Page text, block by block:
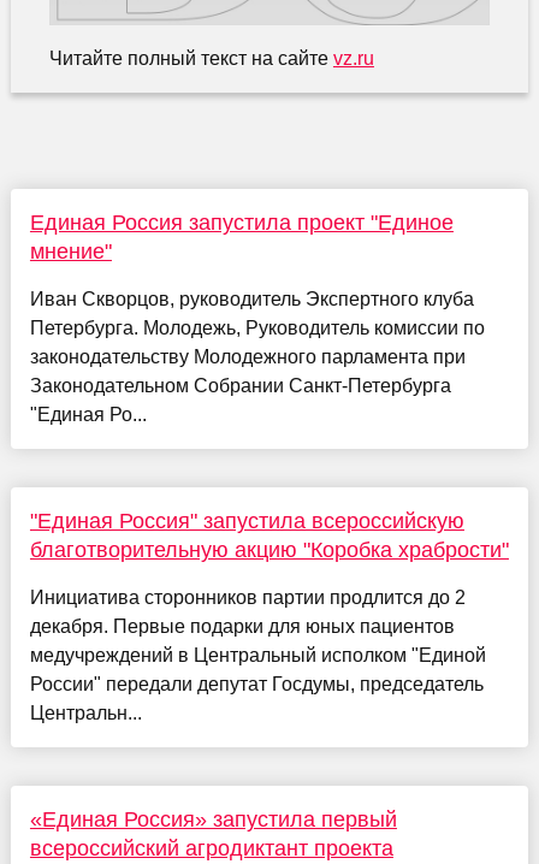
Читайте полный текст на сайте vz.ru
Единая Россия запустила проект "Единое
мнение"
Иван Скворцов, руководитель Экспертного клуба
Петербурга. Молодежь, Руководитель комиссии по
законодательству Молодежного парламента при
Законодательном Собрании Санкт-Петербурга
"Единая Ро...
"Единая Россия" запустила всероссийскую
благотворительную акцию "Коробка храбрости"
Инициатива сторонников партии продлится до 2
декабря. Первые подарки для юных пациентов
медучреждений в Центральный исполком "Единой
России" передали депутат Госдумы, председатель
Центральн...
«Единая Россия» запустила первый
всероссийский агродиктант проекта